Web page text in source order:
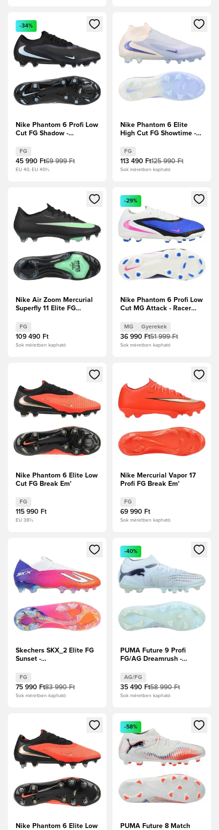
Megnyit egy modált a bejelentkezéshez vagy a tagként
-34%
Nike Phantom 6 Profi Low
Cut FG Shadow -
FG
45 990 Ft69 999 Ft
EU 40, EU 40½
Megnyit egy modált a
Nike Phantom 6 Elite
High Cut FG Showtime -
FG
113 490 Ft125 990 Ft
Sok méretben kapható
Megnyit egy modált a bejelentkezéshez vagy a tagként
Nike Air Zoom Mercurial
Superfly 11 Elite FG
Green
FG
109 490 Ft
Sok méretben kapható
Megnyit egy modált a
-29%
Nike Phantom 6 Profi Low
Cut MG Attack - Racer
Gyerek
MG Gyerekek
36 990 Ft51 999 Ft
Sok méretben kapható
Megnyit egy modált a bejelentkezéshez vagy a tagként
Nike Phantom 6 Elite Low
Cut FG Break Em'
FG
115 990 Ft
EU 38½
Megnyit egy modált a
Nike Mercurial Vapor 17
Profi FG Break Em'
FG
69 990 Ft
Sok méretben kapható
Megnyit egy modált a bejelentkezéshez vagy a tagként
Skechers SKX_2 Elite FG
Sunset -
FG
75 990 Ft83 990 Ft
Sok méretben kapható
Megnyit egy modált a
-40%
PUMA Future 9 Profi
FG/AG Dreamrush -
AG/FG
35 490 Ft58 990 Ft
Sok méretben kapható
Megnyit egy modált a bejelentkezéshez vagy a tagként
Nike Phantom 6 Elite Low
Megnyit egy modált a
-58%
PUMA Future 8 Match